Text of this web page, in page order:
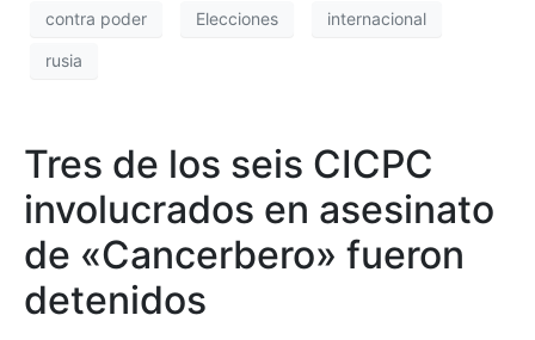
contra poder Elecciones internacional
rusia
Tres de los seis CICPC
involucrados en asesinato
de «Cancerbero» fueron
detenidos